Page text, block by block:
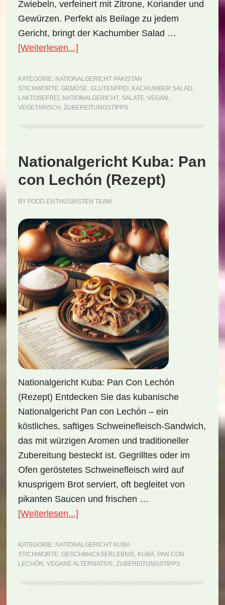
Zwiebeln, verfeinert mit Zitrone, Koriander und
Gewürzen. Perfekt als Beilage zu jedem
Gericht, bringt der Kachumber Salad …
[Weiterlesen...]ÜberNationalgericht
Kachumber
Salad
(Rezept)
KATEGORIE: NATIONALGERICHT PAKISTAN
STICHWORTE: GEMÜSE, GLUTENFREI , KACHUMBER SALAD,
LAKTOSEFREI , NATIONALGERICHT, SALATE, VEGAN ,
VEGETARISCH , ZUBEREITUNGSTIPPS
Nationalgericht Kuba: Pan
con Lechón (Rezept)
BY FOOD-ENTHUSIASTEN TEAM
Nationalgericht Kuba: Pan Con Lechón
(Rezept) Entdecken Sie das kubanische
Nationalgericht Pan con Lechón – ein
köstliches, saftiges Schweinefleisch-Sandwich,
das mit würzigen Aromen und traditioneller
Zubereitung besteckt ist. Gegrilltes oder im
Ofen geröstetes Schweinefleisch wird auf
knusprigem Brot serviert, oft begleitet von
pikanten Saucen und frischen …
[Weiterlesen...]ÜberNationalgericht
Pan
con
(Rezept)
KATEGORIE: NATIONALGERICHT KUBA
STICHWORTE: GESCHMACKSERLEBNIS, KUBA, PAN CON
LECHÓN , VEGANE ALTERNATIVE, ZUBEREITUNGSTIPPS